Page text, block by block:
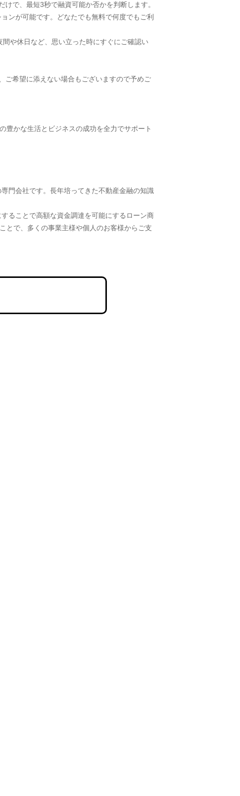
で、最短3秒で融資可能か否かを判断します。
ンが可能です。どなたでも無料で何度でもご利
や休日など、思い立った時にすぐにご確認い
ご希望に添えない場合もございますので予めご
豊かな生活とビジネスの成功を全力でサポート
門会社です。長年培ってきた不動産金融の知識
ることで高額な資金調達を可能にするローン商
とで、多くの事業主様や個人のお客様からご支